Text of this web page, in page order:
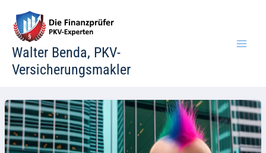
Inhalt
springen
Walter Benda, PKV-
Versicherungsmakler